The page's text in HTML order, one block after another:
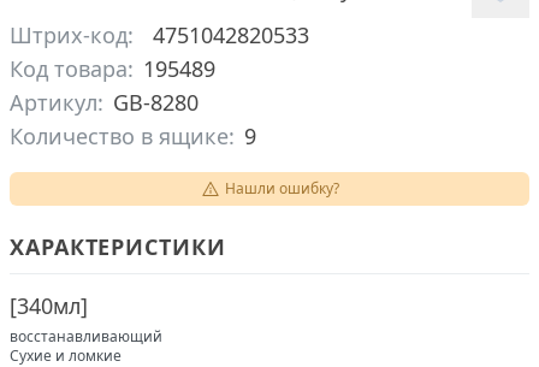
Штрих-код:
4751042820533
Код товара: 195489
Артикул: GB-8280
Количество в ящике: 9
Нашли ошибку?
ХАРАКТЕРИСТИКИ
[340мл]
восстанавливающий
Сухие и ломкие